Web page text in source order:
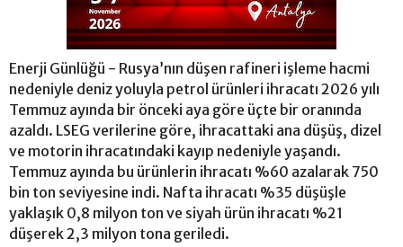
Enerji Günlüğü - Rusya’nın düşen rafineri işleme hacmi
nedeniyle deniz yoluyla petrol ürünleri ihracatı 2026 yılı
Temmuz ayında bir önceki aya göre üçte bir oranında
azaldı. LSEG verilerine göre, ihracattaki ana düşüş, dizel
ve motorin ihracatındaki kayıp nedeniyle yaşandı.
Temmuz ayında bu ürünlerin ihracatı %60 azalarak 750
bin ton seviyesine indi. Nafta ihracatı %35 düşüşle
yaklaşık 0,8 milyon ton ve siyah ürün ihracatı %21
düşerek 2,3 milyon tona geriledi.